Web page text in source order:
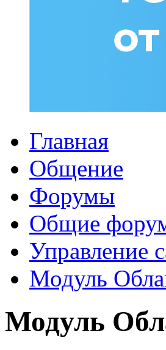
Главная
Общение
Форумы
Общие
Управление
Модуль
Модуль